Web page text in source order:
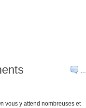
…
vous y attend nombreuses et